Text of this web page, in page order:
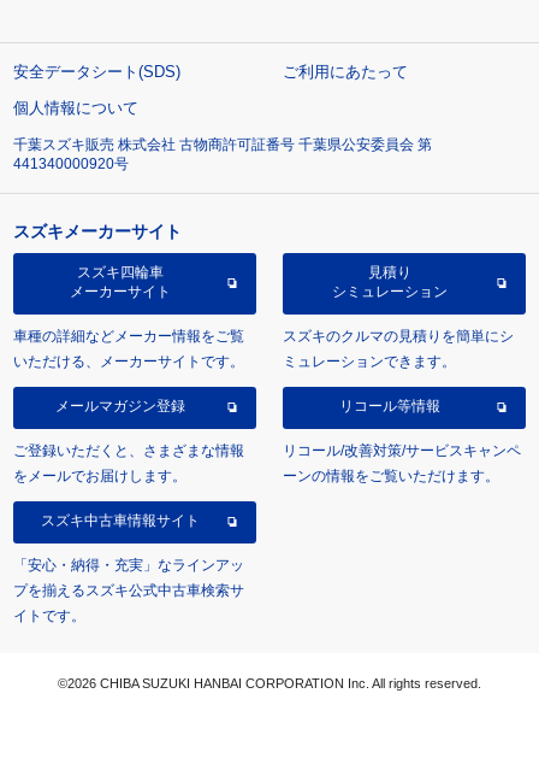
安全データシート(SDS)
ご利用にあたって
個人情報について
千葉スズキ販売 株式会社 古物商許可証番号 千葉県公安委員会 第
441340000920号
スズキメーカーサイト
スズキ四輪車
メーカーサイト
車種の詳細などメーカー情報をご覧
いただける、メーカーサイトです。
見積り
シミュレーション
スズキのクルマの見積りを簡単にシ
ミュレーションできます。
メールマガジン登録
ご登録いただくと、さまざまな情報
をメールでお届けします。
リコール等情報
リコール/改善対策/サービスキャンペ
ーンの情報をご覧いただけます。
スズキ中古車情報サイト
「安心・納得・充実」なラインアッ
プを揃えるスズキ公式中古車検索サ
イトです。
©2026 CHIBA SUZUKI HANBAI CORPORATION Inc. All rights reserved.